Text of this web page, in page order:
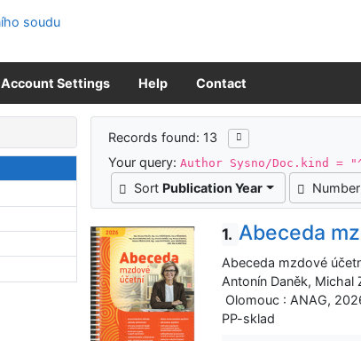
Account Settings Help Contact
Search results
Records found: 13
Your query:Author Sysno/Doc.kind =
Sort Publication Year
1. Abeceda
Abeceda mzdové
Antonín Daněk, Michal
Olomouc : ANAG,
PP-sklad